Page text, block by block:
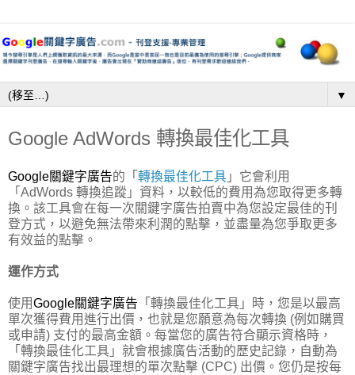
▼
Google AdWords 轉換最佳化工具
Google關鍵字廣告的「 轉換最佳化工具 」它會利用
「AdWords 轉換追蹤」資料，以較低的費用為您取得更多轉
換。該工具會在每一次關鍵字廣告拍賣中為您設定最佳的刊
登方式，以避免無法帶來利潤的點擊，並盡量為您爭取更多
有效益的點擊。
運作方式
使用Google關鍵字廣告 「轉換最佳化工具」時，您是以最高
單次獲得費用進行出價，也就是您願意為每次轉換 (例如購買
或申請) 支付的最高金額。每當您的廣告符合顯示資格時，
「轉換最佳化工具」就會根據廣告活動的歷史記錄，自動為
關鍵字廣告找出最理想的單次點擊 (CPC) 出價。您仍是按每